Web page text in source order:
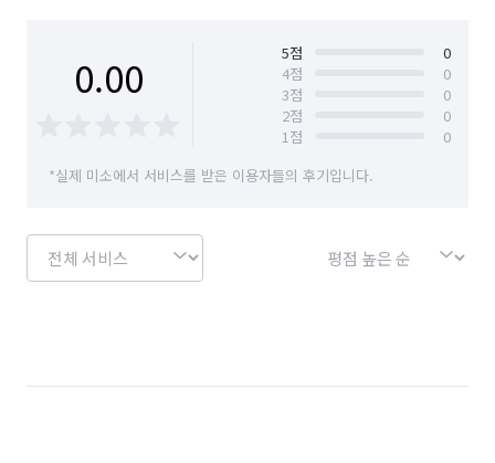
0.00 5점
0
4점
0
3점
0
2점
0
1점
0
*실제 미소에서 서비스를 받은 이용자들의 후기입니다.